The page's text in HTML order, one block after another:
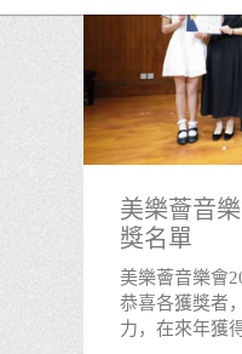
美樂薈音
獎名單
美樂薈音樂會
恭喜各獲獎者
力，在來年獲